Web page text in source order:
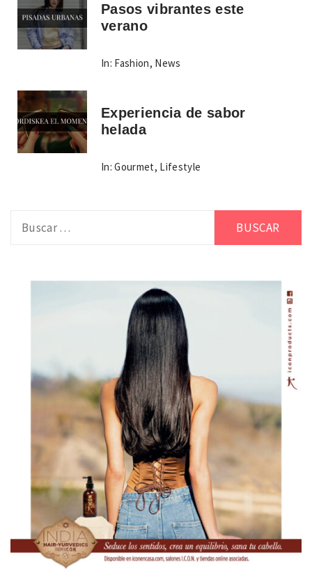
Pasos vibrantes este
verano
In: Fashion, News
Experiencia de sabor
helada
In: Gourmet, Lifestyle